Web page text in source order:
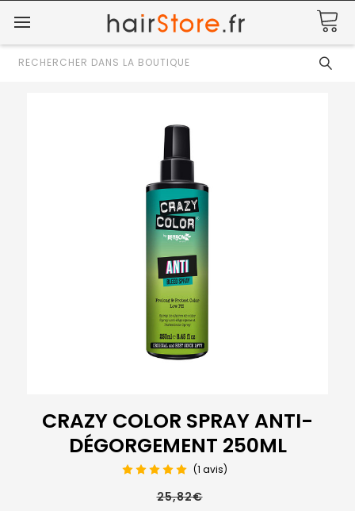
Rechercher
CRAZY COLOR SPRAY ANTI-
DÉGORGEMENT 250ML
(1 avis)
25,82€